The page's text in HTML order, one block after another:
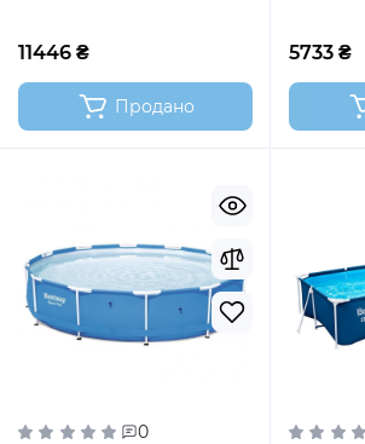
11446 ₴
Продано
5733 ₴
0